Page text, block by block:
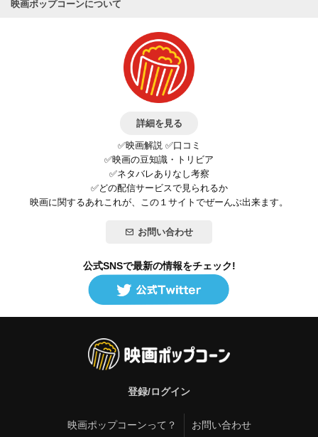
映画ポップコーンについて
詳細を見る
✅映画解説 ✅口コミ
✅映画の豆知識・トリビア
✅ネタバレありなし考察
✅どの配信サービスで見られるか
映画に関するあれこれが、この１サイトでぜーんぶ出来ます。
お問い合わせ
公式SNSで最新の情報をチェック!
登録/ログイン
映画ポップコーンって？ お問い合わせ